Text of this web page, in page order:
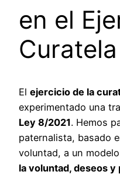
en el
Curatela
El ejercicio de la
experimentado una
Ley 8/2021. Hemos
paternalista, basado
voluntad, a un
la voluntad, deseos